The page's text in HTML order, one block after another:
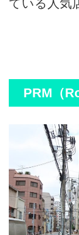
ている人気
PRM（